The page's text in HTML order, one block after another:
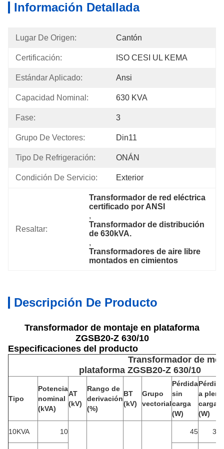
Información Detallada
Lugar De Origen: Cantón
Certificación: ISO CESI UL KEMA
Estándar Aplicado: Ansi
Capacidad Nominal: 630 KVA
Fase: 3
Grupo De Vectores: Din11
Tipo De Refrigeración: ONÁN
Condición De Servicio: Exterior
Resaltar:
Transformador de red eléctrica
certificado por ANSI
,
Transformador de distribución
de 630kVA.
,
Transformadores de aire libre
montados en cimientos
Descripción De Producto
Transformador de montaje en plataforma
ZGSB20-Z 630/10
Especificaciones del producto
Transformador de
plataforma ZGSB20-Z 630/10
Tipo
Potencia
nominal
(kVA)
AT
(kV)
Rango de
derivación
(%)
BT
(kV)
Grupo
vectorial
Pérdida
sin
carga
(W)
Pérdida
a plena
carga
(W)
10KVA 10 45 306